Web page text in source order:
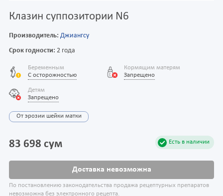
Клазин суппозитории N6
Производитель: Джиангсу
Срок годности: 2 года
Беременным
С осторожностью
Кормящим матерям
Запрещено
Детям
Запрещено
От эрозии шейки матки
Есть в наличии
83 698 сум
Доставка невозможна
По постановлению законодательства продажа рецептурных препаратов
невозможна без электронного рецепта.